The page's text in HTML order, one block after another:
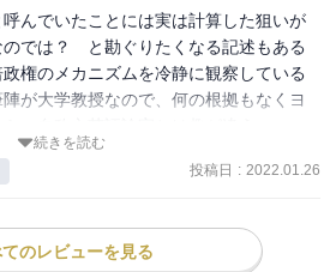
』東京大学出版会 (共著、2009)
って、実際に打ち出された政策は、
改革」等の、人手不足対策・WLB対策
なものであった理由がそのあたりにあ
逆に言えば、安倍首相のバランス感
呼んでいたことには実は計算した狙いが
では？　と勘ぐりたくなる記述もある
権のメカニズムを冷静に観察している
が大学教授なので、何の根拠もなくヨ
だが、インタビュー相手が政権中枢に
、ジャーナリスティックな視線は皆
現実の政治に反映するためには、非常
続きを読む
投稿日 : 2022.01.26
のレビューを見る